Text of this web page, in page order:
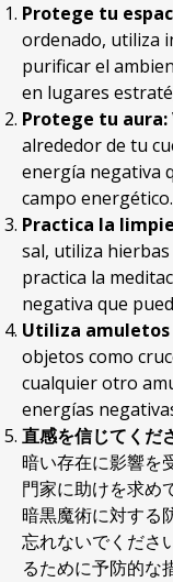
Protege tu
ordenado, utiliza
purificar el
en lugares
Protege tu aura:
alrededor de tu
energía negativa
campo energético.
Practica la
sal, utiliza
practica la
negativa que
Utiliza amuletos
objetos como
cualquier otro
energías
直感を信じてくだ
暗い存在に影響を
門家に助けを求め
暗黒魔術に対する
忘れないでくださ
るために予防的な